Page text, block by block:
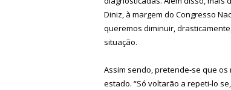
Diniz, à margem do Congresso
queremos diminuir,
situação.
Assim sendo, pretende-se que
estado. “Só voltarão a repeti-lo